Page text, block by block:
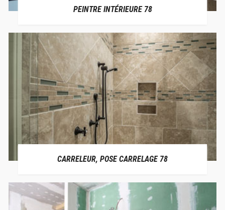
PEINTRE INTÉRIEURE 78
CARRELEUR, POSE CARRELAGE 78